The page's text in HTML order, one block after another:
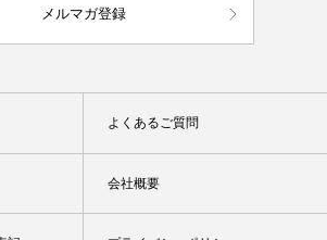
メルマガ登録
よくあるご質問
会社概要